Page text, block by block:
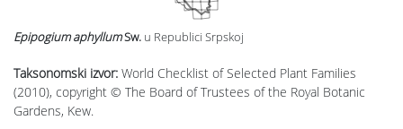
Taksonomski izvor: World Checklist of Selected Plant Families
(2010), copyright © The Board of Trustees of the Royal Botanic
Gardens, Kew.
Epipogium aphyllumSw. u Republici Srpskoj